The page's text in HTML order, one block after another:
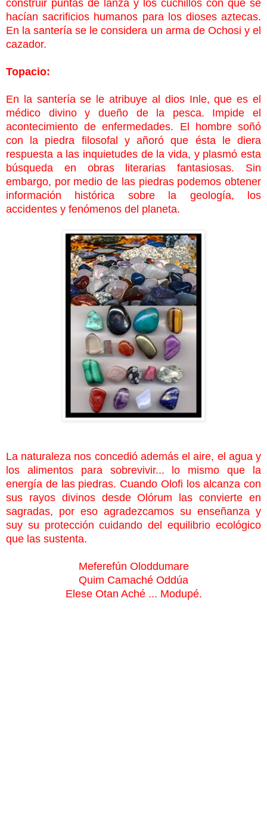
construir puntas de lanza y los cuchillos con que se
hacían sacrificios humanos para los dioses aztecas.
En la santería se le considera un arma de Ochosi y el
cazador.
Topacio:
En la santería se le atribuye al dios Inle, que es el
médico divino y dueño de la pesca. Impide el
acontecimiento de enfermedades. El hombre soñó
con la piedra filosofal y añoró que ésta le diera
respuesta a las inquietudes de la vida, y plasmó esta
búsqueda en obras literarias fantasiosas. Sin
embargo, por medio de las piedras podemos obtener
información histórica sobre la geología, los
accidentes y fenómenos del planeta.
La naturaleza nos concedió además el aire, el agua y
los alimentos para sobrevivir... lo mismo que la
energía de las piedras. Cuando Olofi los alcanza con
sus rayos divinos desde Olórum las convierte en
sagradas, por eso agradezcamos su enseñanza y
suy su protección cuidando del equilibrio ecológico
que las sustenta.
Meferefún Oloddumare
Quim Camaché Oddúa
Elese Otan Aché ... Modupé.